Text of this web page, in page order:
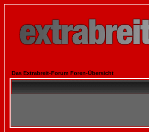
Das Extrabreit-Forum Foren-Übersicht